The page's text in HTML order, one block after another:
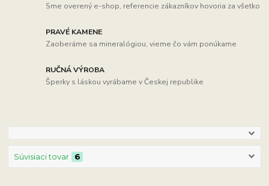
Sme overený e-shop, referencie zákazníkov hovoria za všetko
PRAVÉ KAMENE
Zaoberáme sa mineralógiou, vieme čo vám ponúkame
RUČNÁ VÝROBA
Šperky s láskou vyrábame v Českej republike
Súvisiaci tovar 6